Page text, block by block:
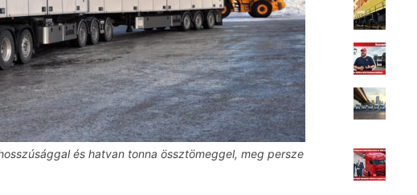
és hatvan tonna össztömeggel, meg persze